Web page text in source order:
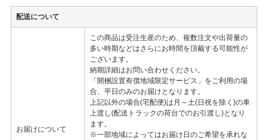
配送について
お届けについて
この商品は受注生産のため、複数注文や出荷量の
多い時期などはさらにお時間を頂戴する可能性が
ございます。
納期詳細はお問い合わせください。
「開梱設置有償地域限定サービス」をご利用の場
合、平日のみのお届けとなります。
上記以外の場合(宅配便)は月～土(日祝を除く)の車
上渡し(配送トラックの荷台でのお引渡し)となり
ます。
※一部地域によってはお届け日のご希望を承れな